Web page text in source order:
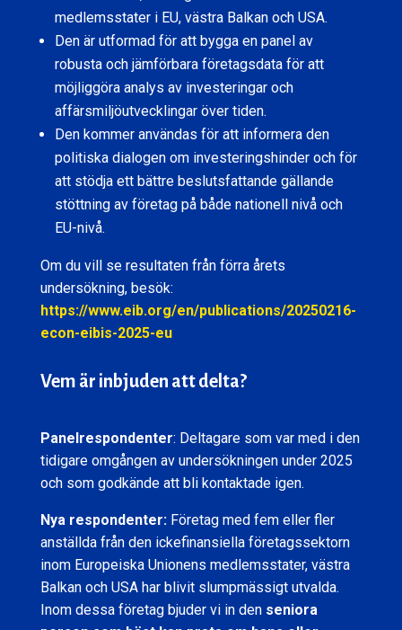
medlemsstater i EU, västra Balkan och USA.
Den är utformad för att bygga en panel av
robusta och jämförbara företagsdata för att
möjliggöra analys av investeringar och
affärsmiljöutvecklingar över tiden.
Den kommer användas för att informera den
politiska dialogen om investeringshinder och för
att stödja ett bättre beslutsfattande gällande
stöttning av företag på både nationell nivå och
EU-nivå.
Om du vill se resultaten från förra årets
undersökning, besök:
https://www.eib.org/en/publications/20250216-
econ-eibis-2025-eu
Vem är inbjuden att delta?
Panelrespondenter: Deltagare som var med i den
tidigare omgången av undersökningen under 2025
och som godkände att bli kontaktade igen.
Nya respondenter:Företag med fem eller fler
anställda från den ickefinansiella företagssektorn
inom Europeiska Unionens medlemsstater, västra
Balkan och USA har blivit slumpmässigt utvalda.
Inom dessa företag bjuder vi in den seniora